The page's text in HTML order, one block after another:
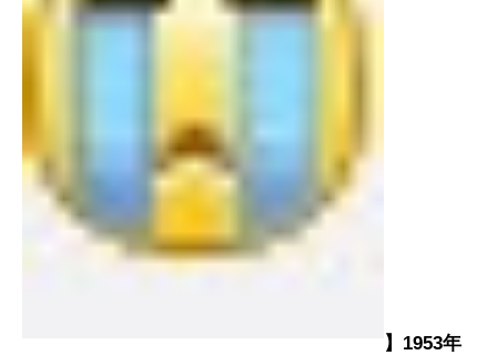
】1953年